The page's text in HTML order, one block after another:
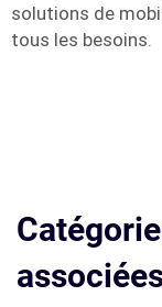
solutions de
tous les besoins.